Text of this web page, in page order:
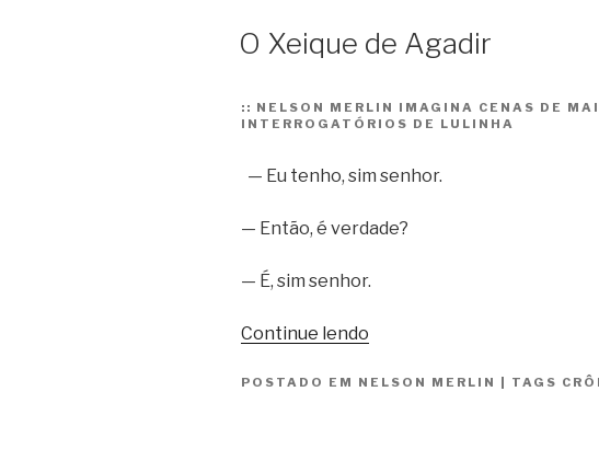
O Xeique de Agadir
:: NELSON MERLIN IMAGINA CENAS DE
INTERROGATÓRIOS DE LULINHA
— Eu tenho, sim senhor.
— Então, é verdade?
— É, sim senhor.
Continue lendo
de
POSTADO EM NELSON MERLIN TAGS